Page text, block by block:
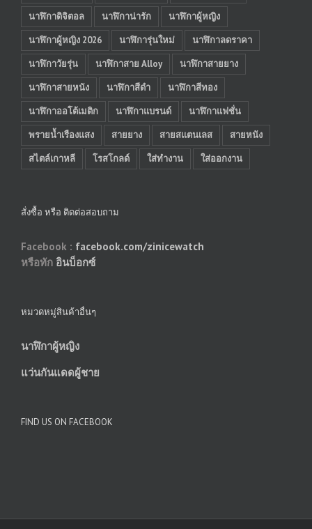
นาฬิกาดิจิตอล
นาฬิกาน่ารัก
นาฬิกาผู้หญิง
นาฬิกาผู้หญิง 2026
นาฬิการุ่นใหม่
นาฬิกาลดราคา
นาฬิกาวัยรุ่น
นาฬิกาสาย Alloy
นาฬิกาสายยาง
นาฬิกาสายหนัง
นาฬิกาสีดำ
นาฬิกาสีทอง
นาฬิกาออโต้เมติก
นาฬิกาแบรนด์
นาฬิกาแฟชั่น
พรายน้ำเรืองแสง
สายยาง สายสแตนเลส
สายหนัง
สไตล์เกาหลี
โรสโกลด์ ใส่ทำงาน ใส่ออกงาน
สั่งซื้อ หรือ ติดต่อสอบถาม
Facebook : facebook.com/zinicewatch
หรือทัก อินบ็อกซ์
หมวดหมู่สินค้าอื่นๆ
นาฬิกาผู้หญิง
แว่นกันแดดผู้ชาย
FIND US ON FACEBOOK